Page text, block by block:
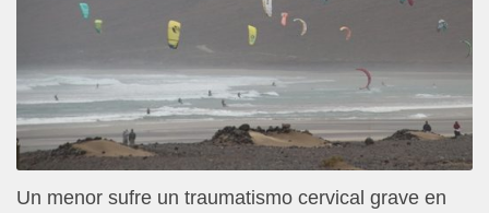
Un menor sufre un traumatismo cervical grave en